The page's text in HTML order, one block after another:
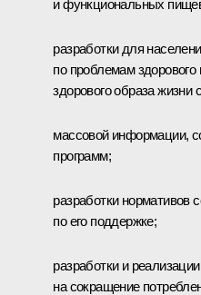
и функциональных
разработки для
по проблемам здорового
здорового образа жизни
массовой информации,
программ;
разработки нормативов
по его поддержке;
разработки и
на сокращение